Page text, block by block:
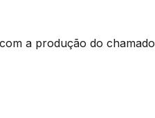
a produção do chamado